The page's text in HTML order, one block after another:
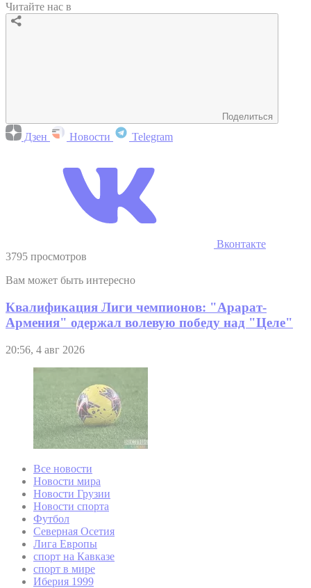
Читайте нас в
Поделиться
Дзен Новости Telegram
Вконтакте
3795 просмотров
Вам может быть интересно
Квалификация Лиги чемпионов: "Арарат-
Армения" одержал волевую победу над "Целе"
20:56, 4 авг 2026
Все новости
Новости мира
Новости Грузии
Новости спорта
Футбол
Северная Осетия
Лига Европы
спорт на Кавказе
спорт в мире
Иберия 1999